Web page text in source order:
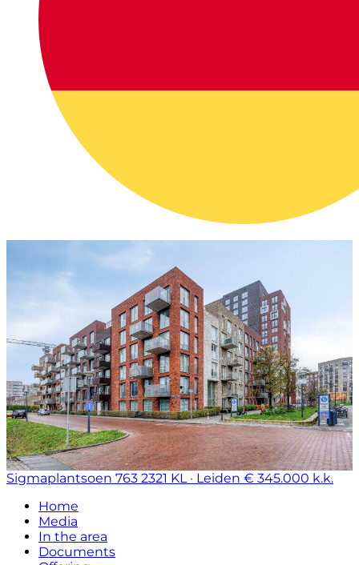
Sigmaplantsoen 763 2321 KL · Leiden € 345.000 k.k.
Home
Media
In the area
Documents